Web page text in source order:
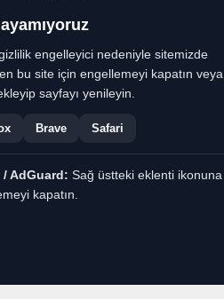
düşmesini
engellemektir.
Çocuk; Daha dünyayı
yoktur çocukların.
duvarlarını aydınlatır.
engelleyici nedeniyle sitemizde
bu site için engellemeyi kapatın veya
sayfayı yenileyin.
Brave Safari
AdGuard: Sağ üstteki eklenti ikonuna
kapatın.